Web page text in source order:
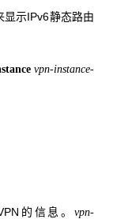
显示IPv6静态路由
vpn-instance-
的信息。vpn-